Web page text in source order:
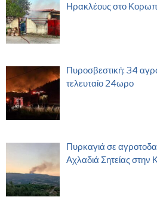
Ηρακλέους στο
Πυροσβεστική: 34
τελευταίο 24ωρο
Πυρκαγιά σε
Αχλαδιά Σητείας στην